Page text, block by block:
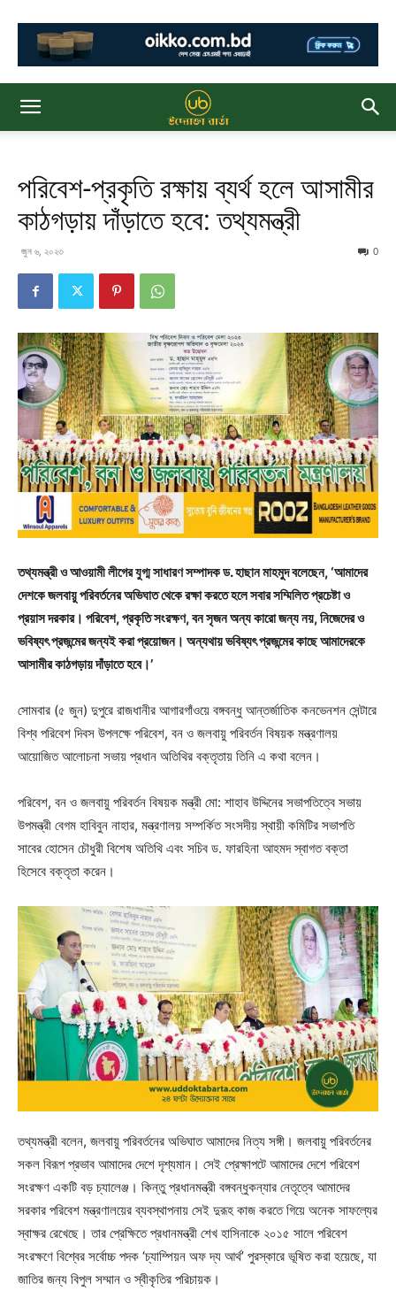
পরিবেশ-প্রকৃতি রক্ষায় ব্যর্থ হলে আসামীর
কাঠগড়ায় দাঁড়াতে হবে: তথ্যমন্ত্রী
জুন ৬, ২০২৩ 0
তথ্যমন্ত্রী ও আওয়ামী লীগের যুগ্ম সাধারণ সম্পাদক ড. হাছান মাহমুদ বলেছেন, ‘আমাদের
দেশকে জলবায়ু পরিবর্তনের অভিঘাত থেকে রক্ষা করতে হলে সবার সম্মিলিত প্রচেষ্টা ও
প্রয়াস দরকার। পরিবেশ, প্রকৃতি সংরক্ষণ, বন সৃজন অন্য কারো জন্য নয়, নিজেদের ও
ভবিষ্যৎ প্রজন্মের জন্যই করা প্রয়োজন। অন্যথায় ভবিষ্যৎ প্রজন্মের কাছে আমাদেরকে
আসামীর কাঠগড়ায় দাঁড়াতে হবে।’
সোমবার (৫ জুন) দুপুরে রাজধানীর আগারগাঁওয়ে বঙ্গবন্ধু আন্তর্জাতিক কনভেনশন সেন্টারে
বিশ্ব পরিবেশ দিবস উপলক্ষে পরিবেশ, বন ও জলবায়ু পরিবর্তন বিষয়ক মন্ত্রণালয়
আয়োজিত আলোচনা সভায় প্রধান অতিথির বক্তৃতায় তিনি এ কথা বলেন।
পরিবেশ, বন ও জলবায়ু পরিবর্তন বিষয়ক মন্ত্রী মো: শাহাব উদ্দিনের সভাপতিত্বে সভায়
উপমন্ত্রী বেগম হাবিবুন নাহার, মন্ত্রণালয় সম্পর্কিত সংসদীয় স্থায়ী কমিটির সভাপতি
সাবের হোসেন চৌধুরী বিশেষ অতিথি এবং সচিব ড. ফারহিনা আহমদ স্বাগত বক্তা
হিসেবে বক্তৃতা করেন।
তথ্যমন্ত্রী বলেন, জলবায়ু পরিবর্তনের অভিঘাত আমাদের নিত্য সঙ্গী। জলবায়ু পরিবর্তনের
সকল বিরূপ প্রভাব আমাদের দেশে দৃশ্যমান। সেই প্রেক্ষাপটে আমাদের দেশে পরিবেশ
সংরক্ষণ একটি বড় চ্যালেঞ্জ। কিন্তু প্রধানমন্ত্রী বঙ্গবন্ধুকন্যার নেতৃত্বে আমাদের
সরকার পরিবেশ মন্ত্রণালয়ের ব্যবস্থাপনায় সেই দুরূহ কাজ করতে গিয়ে অনেক সাফল্যের
স্বাক্ষর রেখেছে। তার প্রেক্ষিতে প্রধানমন্ত্রী শেখ হাসিনাকে ২০১৫ সালে পরিবেশ
সংরক্ষণে বিশ্বের সর্বোচ্চ পদক ‘চ্যাম্পিয়ন অফ দ্য আর্থ’ পুরস্কারে ভূষিত করা হয়েছে, যা
জাতির জন্য বিপুল সম্মান ও স্বীকৃতির পরিচায়ক।